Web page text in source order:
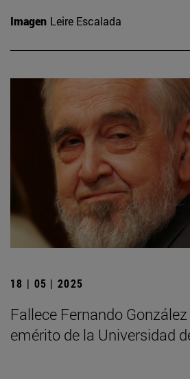
Imagen Leire Escalada
18 | 05 | 2025
Fallece Fernando
emérito de la Universidad